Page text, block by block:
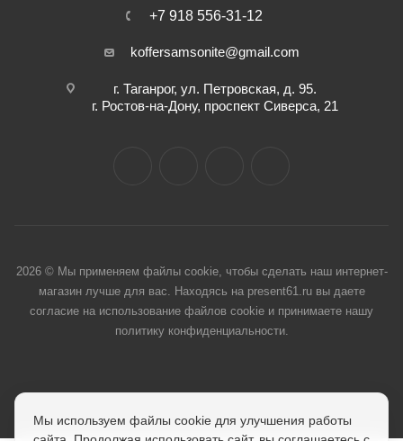
+7 918 556-31-12
koffersamsonite@gmail.com
г. Таганрог, ул. Петровская, д. 95.
г. Ростов-на-Дону, проспект Сиверса, 21
2026 © Мы применяем файлы cookie, чтобы сделать наш интернет-
магазин лучше для вас. Находясь на present61.ru вы даете
согласие на использование файлов cookie и принимаете нашу
политику конфиденциальности.
Мы используем файлы cookie для улучшения работы